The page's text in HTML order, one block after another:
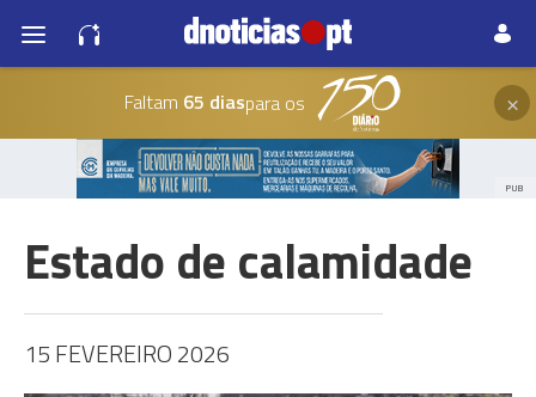
Faltam 65 diaspara os ×
PUB
Estado de calamidade
15 FEVEREIRO 2026